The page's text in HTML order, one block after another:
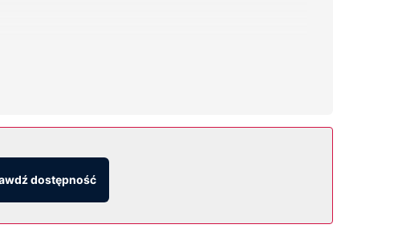
Bezpłatny bezprzewodowy dostęp do internetu
takie jak bezpłatny bezprzewodowy dostęp do
Hotel oferuje bezpłatne śniadanie na wynos codziennie
dostępność